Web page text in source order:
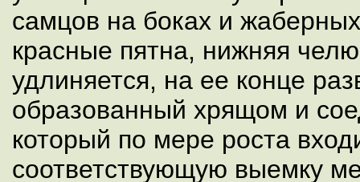
самцов на боках и
красные пятна, нижняя
удлиняется, на ее конце
образованный хрящом и
который по мере роста
соответствующую выемку